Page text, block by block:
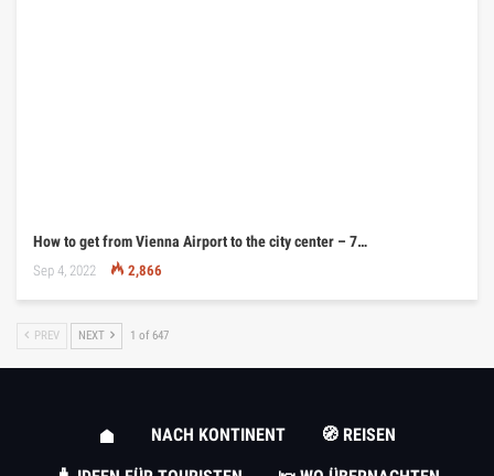
How to get from Vienna Airport to the city center – 7…
Sep 4, 2022 2,866
PREV NEXT 1 of 647
NACH KONTINENT
🧭 REISEN